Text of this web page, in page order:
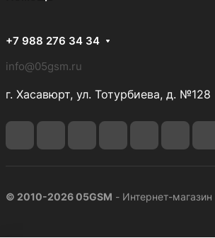
+7 988 276 34 34
info@05gsm.ru
г. Хасавюрт, ул. Тотурбиева, д. №128
© 2010-2026 05GSM - Интернет-магазин